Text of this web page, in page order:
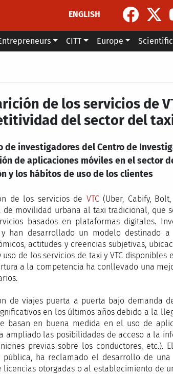
ENGLISH
CITT Europe
de los servicios de
del sector del
de investigadores del Centro de
de aplicaciones móviles en el sector
y los hábitos de uso de los clientes
de los servicios de VTC(Uber, Cabify,
de movilidad urbana al taxi tradicional, que
basados en plataformas digitales.
y han desarrollado un modelo destinado
actitudes y creencias subjetivas,
uso de los servicios de taxi y VTC
a la competencia ha conllevado una
de viajes puerta a puerta bajo demanda
en los últimos años debido a la
basan en buena medida en el uso de
ampliado las posibilidades de acceso a la
previas sobre los conductores,
pública, ha reclamado el desarrollo de
licencias otorgadas o al establecimiento de